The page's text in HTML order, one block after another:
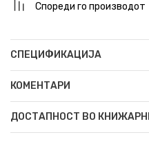
Спореди го производот
СПЕЦИФИКАЦИЈА
КОМЕНТАРИ
ДОСТАПНОСТ ВО